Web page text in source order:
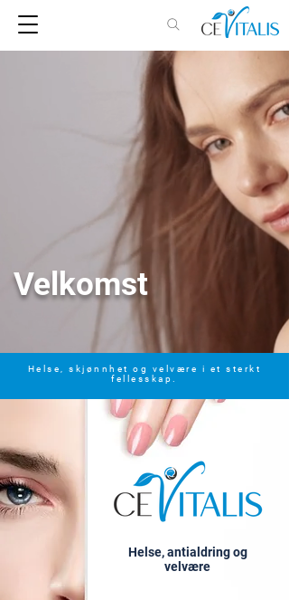
Velkomst
Helse, skjønnhet og velvære i et sterkt
fellesskap.
Helse, antialdring og
velvære